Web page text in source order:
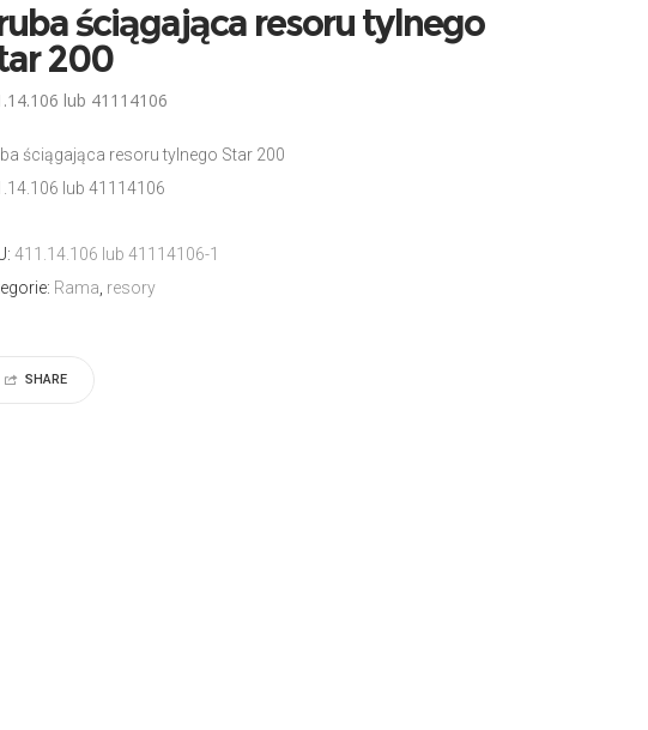
ściągająca resoru tylnego
200
lub 41114106
ściągająca resoru tylnego Star 200
lub 41114106
411.14.106 lub 41114106-1
Rama resory
SHARE